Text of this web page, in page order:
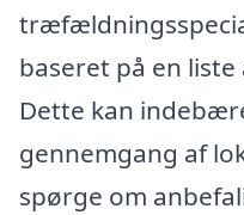
baseret på en
Dette kan
gennemgang af
spørge om